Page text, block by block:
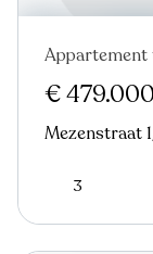
Appartement
€ 479.000
Mezenstraat
3